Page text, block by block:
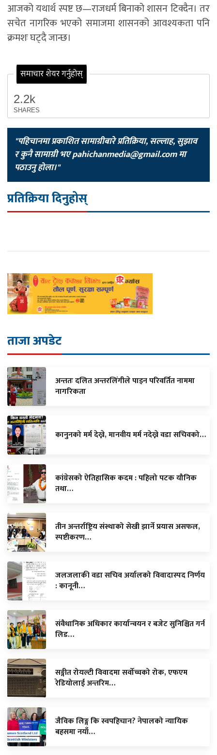
आजको यथार्थ स्पष्ट छ—राजधर्म बिनाको शासन टिक्दैन। तर
सचेत नागरिक भएको समाजमा शासनको आवश्यकता पनि
क्रमशः घट्दै जान्छ।
समाचार शेयर गर्नुहोस्
2.2k
SHARES
"पहिचानमा प्रकाशित सामाग्रीबारे प्रतिक्रिया, सल्लाह, सुझाव
र कुनै सामाग्री भएpahichanmedia@gmail.comमा
पठाउनु होला।"
प्रतिक्रिया दिनुहोस्
ताजा अपडेट
अन्ततः दलित अन्तरलिंगीले पाइन परिवर्तित नाममा
नागरिकता
कानुनको मर्म देख्ने, मानवीय मर्म नदेख्ने वडा सचिवको…
कांग्रेसको ऐतिहासिक कदम : पहिलो पटक यौनिक
तथा…
तीन अन्तर्राष्ट्रिय संस्थाको सेखी झार्ने प्रयास असफल,
स्पष्टीकरण…
जलजलाकी वडा सचिव अर्यालको विवादास्पद निर्णय
: कानूनी…
संवैधानिक अधिकार कार्यान्वयन र बजेट सुनिश्चित गर्न
लिड…
सङ्गीत रोयल्टी विवादमा सर्वोच्चको रोक, एफएम
रेडियोलाई अन्तरिम…
जैविक लिङ्ग कि स्वपहिचान? नेपालको न्यायिक
बहसमा नयाँ…